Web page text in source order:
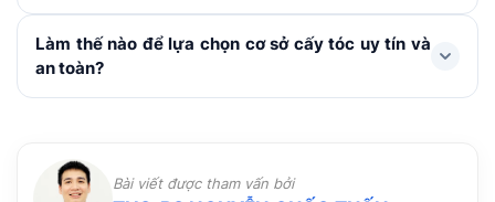
chế vận động mạnh, bơi lội, xông hơi, rượu bia và
thuốc lá. Chú ý dùng thuốc theo chỉ định, chăm sóc và
tái khám đúng lịch.
Với các kỹ thuật hiện đại như FUE, HAT hay cấy sợi dài
PNS, vùng hiến nang và cấy tóc chỉ tạo những vi điểm
Làm thế nào để lựa chọn cơ sở cấy tóc uy tín và
an toàn?
hiện, quy trình vô khuẩn rõ ràng cùng công nghệ tiên
tiến. Ngoài ra, hãy tham khảo hình ảnh thực tế, phản
Bài viết được tham vấn bởi